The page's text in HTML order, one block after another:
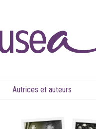
Autrices et auteurs